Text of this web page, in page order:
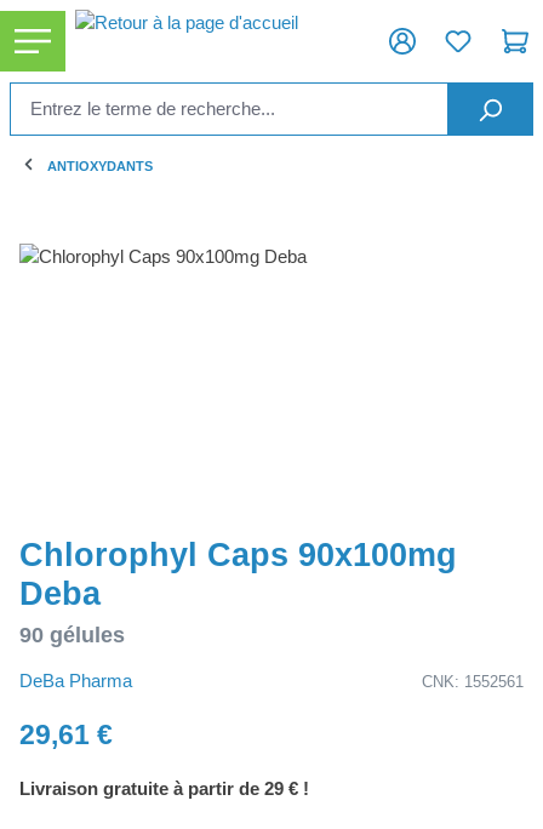
principal
ANTIOXYDANTS
Ignorer la galerie d'images
Chlorophyl Caps 90x100mg
Deba
90 gélules
DeBa Pharma CNK: 1552561
29,61 €
Livraison gratuite à partir de 29 € !